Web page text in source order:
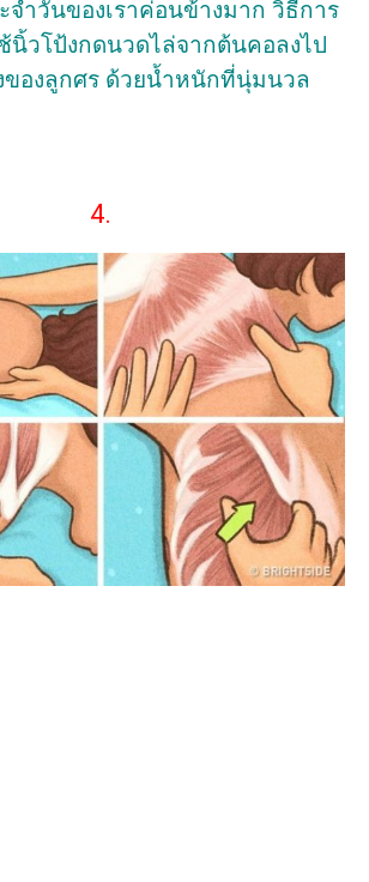
จำวันของเราค่อนข้างมาก วิธีการ
นิ้วโป้งกดนวดไล่จากต้นคอลงไป
องลูกศร ด้วยน้ำหนักที่นุ่มนวล
4.